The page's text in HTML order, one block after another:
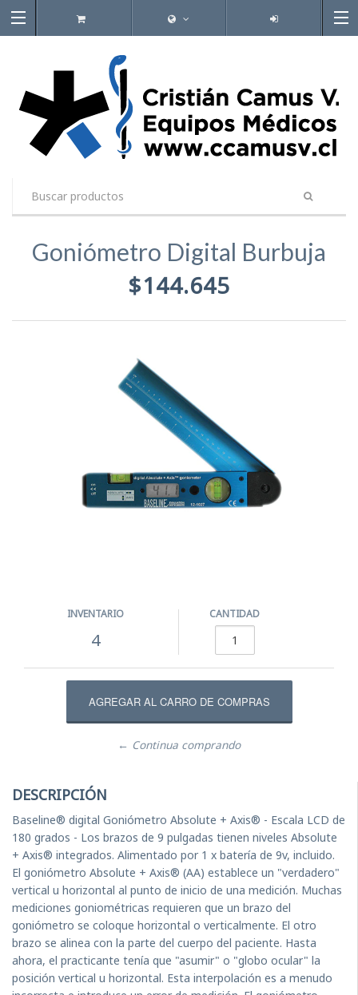
Goniómetro Digital Burbuja
$144.645
INVENTARIO
4
CANTIDAD
← Continua comprando
DESCRIPCIÓN
Baseline® digital Goniómetro Absolute + Axis® - Escala LCD de
180 grados - Los brazos de 9 pulgadas tienen niveles Absolute
+ Axis® integrados. Alimentado por 1 x batería de 9v, incluido.
El goniómetro Absolute + Axis® (AA) establece un "verdadero"
vertical u horizontal al punto de inicio de una medición. Muchas
mediciones goniométricas requieren que un brazo del
goniómetro se coloque horizontal o verticalmente. El otro
brazo se alinea con la parte del cuerpo del paciente. Hasta
ahora, el practicante tenía que "asumir" o "globo ocular" la
posición vertical u horizontal. Esta interpolación es a menudo